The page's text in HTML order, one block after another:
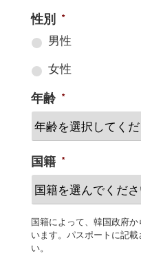
性別 *
男性
女性
年齢 *
国籍 *
国籍によって、韓国政府
います。パスポートに記
い。